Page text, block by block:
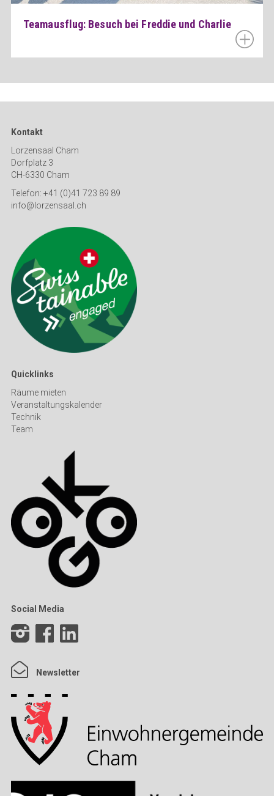
Teamausflug: Besuch bei Freddie und Charlie
Kontakt
Lorzensaal Cham
Dorfplatz 3
CH-6330 Cham
Telefon: +41 (0)41 723 89 89
info@lorzensaal.ch
Quicklinks
Räume mieten
Veranstaltungskalender
Technik
Team
Social Media
Newsletter